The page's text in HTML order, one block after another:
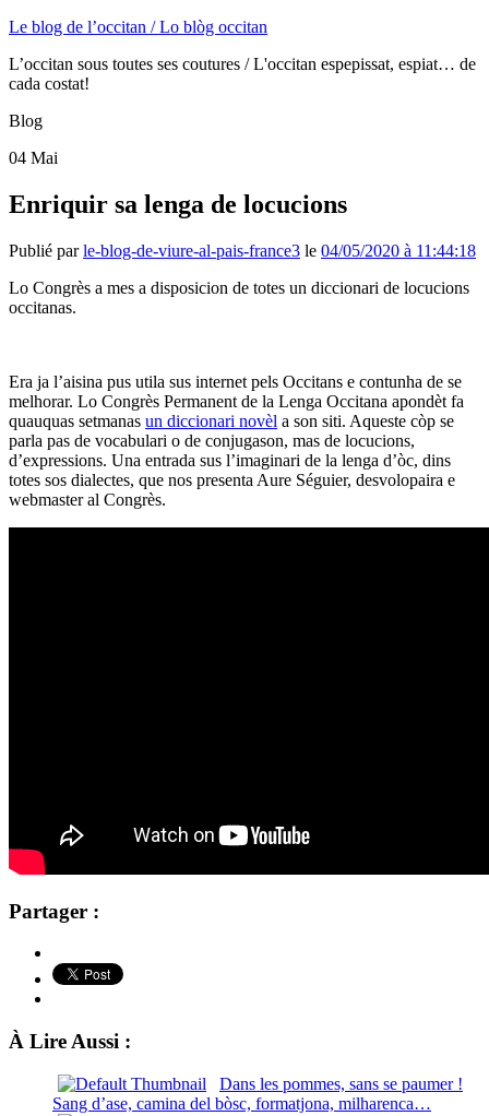
Le blog de l’occitan / Lo blòg occitan
L’occitan sous toutes ses coutures / L'occitan espepissat, espiat… de
cada costat!
Blog
04 Mai
Enriquir sa lenga de locucions
Publié parle-blog-de-viure-al-pais-france3 le 04/05/2020 à 11:44:18
Lo Congrès a mes a disposicion de totes un diccionari de locucions
occitanas.
Era ja l’aisina pus utila sus internet pels Occitans e contunha de se
melhorar. Lo Congrès Permanent de la Lenga Occitana apondèt fa
quauquas setmanas un diccionari novèl a son siti. Aqueste còp se
parla pas de vocabulari o de conjugason, mas de locucions,
d’expressions. Una entrada sus l’imaginari de la lenga d’òc, dins
totes sos dialectes, que nos presenta Aure Séguier, desvolopaira e
webmaster al Congrès.
Partager :
À Lire Aussi :
Dans les pommes, sans se paumer !
Sang d’ase, camina del bòsc, formatjona, milharenca…